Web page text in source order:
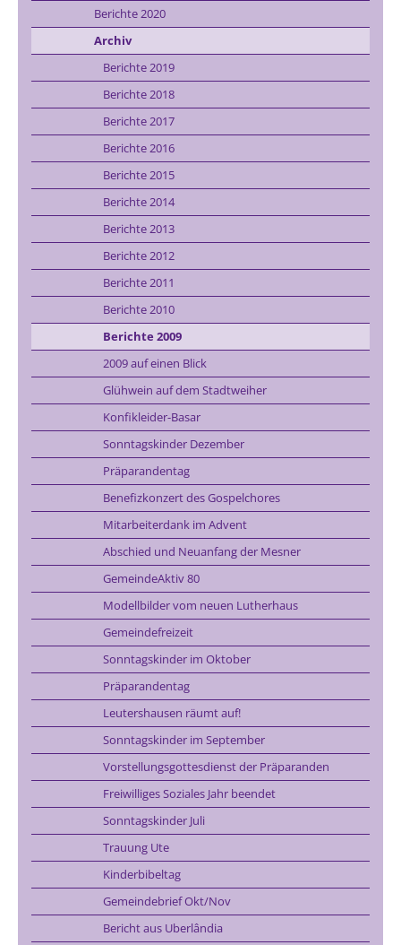
Berichte 2020
Archiv
Berichte 2019
Berichte 2018
Berichte 2017
Berichte 2016
Berichte 2015
Berichte 2014
Berichte 2013
Berichte 2012
Berichte 2011
Berichte 2010
Berichte 2009
2009 auf einen Blick
Glühwein auf dem Stadtweiher
Konfikleider-Basar
Sonntagskinder Dezember
Präparandentag
Benefizkonzert des Gospelchores
Mitarbeiterdank im Advent
Abschied und Neuanfang der Mesner
GemeindeAktiv 80
Modellbilder vom neuen Lutherhaus
Gemeindefreizeit
Sonntagskinder im Oktober
Präparandentag
Leutershausen räumt auf!
Sonntagskinder im September
Vorstellungsgottesdienst der Präparanden
Freiwilliges Soziales Jahr beendet
Sonntagskinder Juli
Trauung Ute
Kinderbibeltag
Gemeindebrief Okt/Nov
Bericht aus Uberlândia